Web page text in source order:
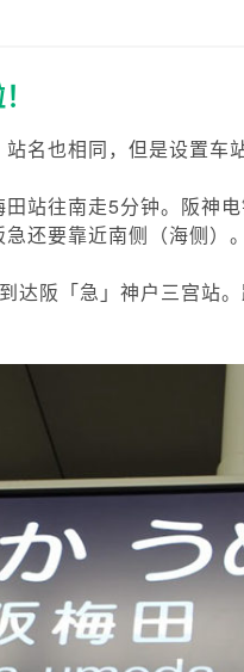
名也相同，但是设置车
站往南走5分钟。阪神电
还要靠近南侧（海侧）。
达阪「急」神户三宫站